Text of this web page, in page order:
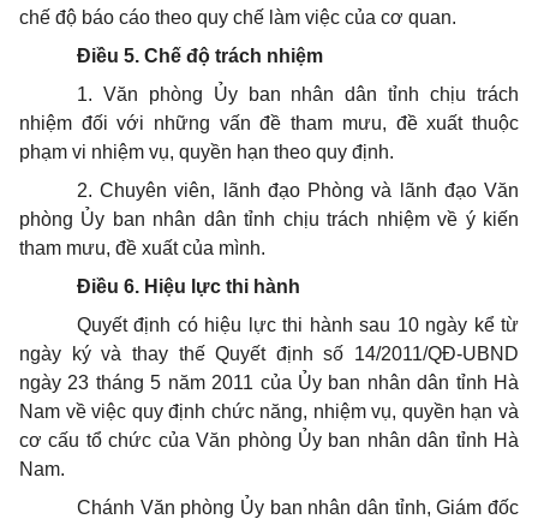
chế độ báo cáo theo quy chế làm việc của cơ quan.
Điều 5. Chế độ trách nhiệm
1. Văn phòng Ủy ban nhân dân tỉnh chịu trách
nhiệm đối với những vấn đề tham mưu, đề xuất thuộc
phạm vi nhiệm vụ, quyền hạn theo quy định.
2. Chuyên viên, lãnh đạo Phòng và lãnh đạo Văn
phòng Ủy ban nhân dân tỉnh chịu trách nhiệm về ý kiến
tham mưu, đề xuất của mình.
Điều 6. Hiệu lực thi hành
Quyết định có hiệu lực thi hành sau 10 ngày kể từ
ngày ký và thay thếQuyếtđịnh số 14/2011/QĐ-UBND
ngày 23 tháng 5 năm 2011 của Ủy ban nhân dân tỉnh Hà
Nam vềviệc quy định chức năng, nhiệm vụ, quyền hạn và
cơ cấu tổ chức của Văn phòng Ủy ban nhân dân tỉnh Hà
Nam.
Chánh Văn phòng Ủy ban nhân dân tỉnh, Giám đốc